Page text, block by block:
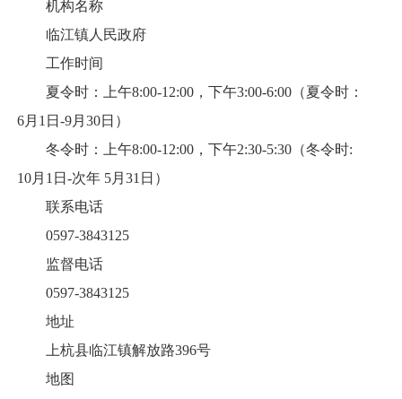
机构名称
临江镇人民政府
工作时间
夏令时：上午8:00-12:00，下午3:00-6:00（夏令时：
6月1日-9月30日）
冬令时：上午8:00-12:00，下午2:30-5:30（冬令时:
10月1日-次年 5月31日）
联系电话
0597-3843125
监督电话
0597-3843125
地址
上杭县临江镇解放路396号
地图